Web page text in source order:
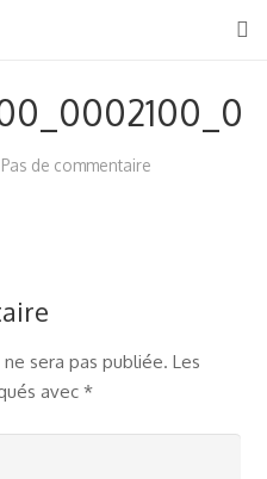
Pas de commentaire
sera pas publiée. Les
avec *